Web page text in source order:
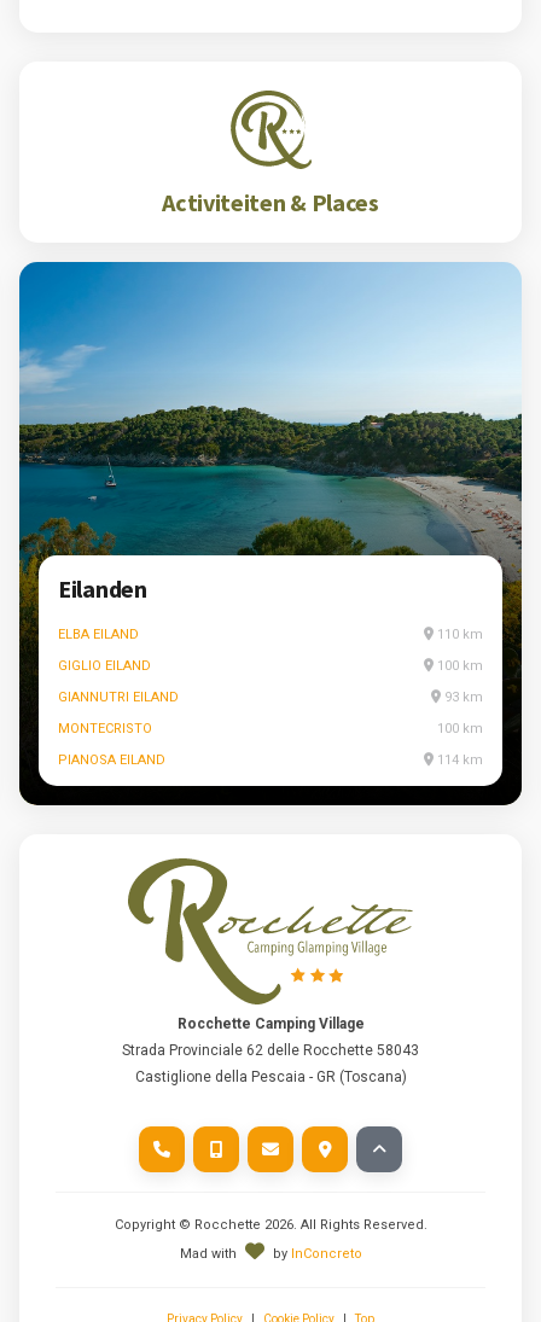
Activiteiten & Places
Eilanden
ELBA EILAND
110 km
GIGLIO EILAND
100 km
GIANNUTRI EILAND
93 km
MONTECRISTO
100 km
PIANOSA EILAND
114 km
Rocchette Camping Village
Strada Provinciale 62 delle Rocchette 58043
Castiglione della Pescaia - GR (Toscana)
Copyright © Rocchette 2026. All Rights Reserved.
Mad with
by InConcreto
Privacy Policy Cookie Policy Top